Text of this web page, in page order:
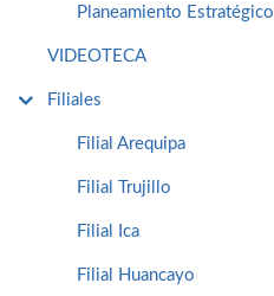
Planeamiento Estratégico
VIDEOTECA
Filiales
Filial Arequipa
Filial Trujillo
Filial Ica
Filial Huancayo